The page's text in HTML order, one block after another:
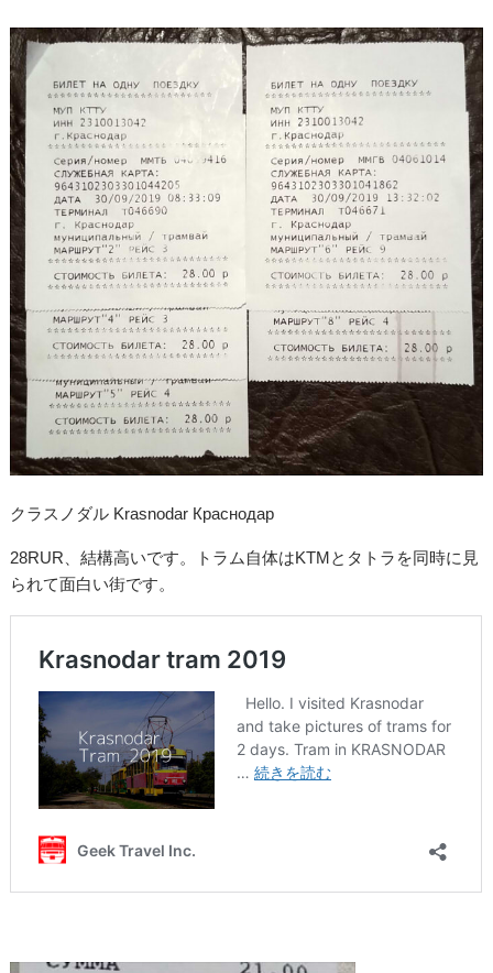
クラスノダル Krasnodar Краснодар
28RUR、結構高いです。トラム自体はKTMとタトラを同時に見
られて面白い街です。